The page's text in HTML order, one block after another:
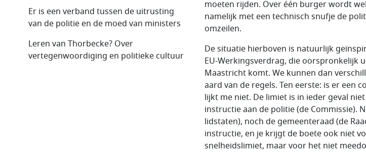
moeten rijden. Over één burger wordt
namelijk met een technisch snufje de
omzeilen.
De situatie hierboven is natuurlijk
EU-Werkingsverdrag, die oorspronkelijk
Maastricht komt. We kunnen dan
aard van de regels. Ten eerste: is er een
lijkt me niet. De limiet is in ieder geval
instructie aan de politie (de Commissie).
lidstaten), noch de gemeenteraad (de
instructie, en je krijgt de boete ook niet
snelheidslimiet, maar voor het niet
Er is een verband tussen de uitrusting
van de politie en de moed van ministers
Leren van Thorbecke? Over
vertegenwoordiging en politieke cultuur